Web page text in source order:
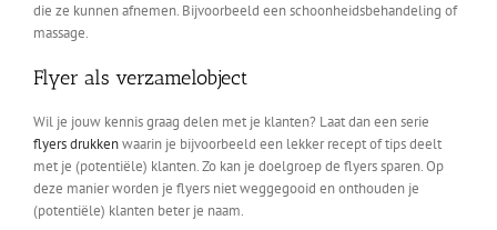
die ze kunnen afnemen. Bijvoorbeeld een schoonheidsbehandeling of
massage.
Flyer als verzamelobject
Wil je jouw kennis graag delen met je klanten? Laat dan een serie
flyers drukkenwaarin je bijvoorbeeld een lekker recept of tips deelt
met je (potentiële) klanten. Zo kan je doelgroep de flyers sparen. Op
deze manier worden je flyers niet weggegooid en onthouden je
(potentiële) klanten beter je naam.